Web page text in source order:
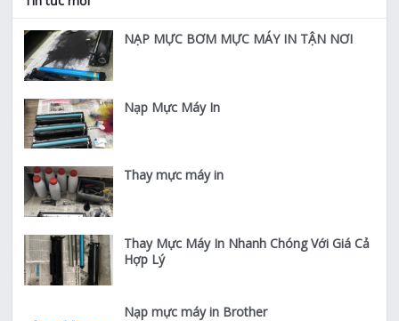
NẠP MỰC BƠM MỰC MÁY IN TẬN NƠI
Nạp Mực Máy In
Thay mực máy in
Thay Mực Máy In Nhanh Chóng Với Giá Cả
Hợp Lý
Nạp mực máy in Brother